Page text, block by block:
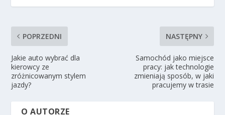
POPRZEDNI
Jakie auto wybrać dla
kierowcy ze
zróżnicowanym stylem
jazdy?
NASTĘPNY
Samochód jako miejsce
pracy: jak technologie
zmieniają sposób, w jaki
pracujemy w trasie
O AUTORZE